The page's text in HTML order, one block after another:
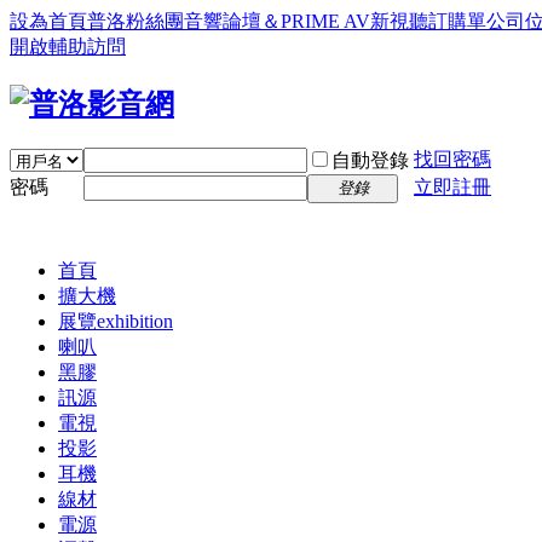
設為首頁普洛粉絲團音響論壇＆PRIME AV新視聽訂購單公司
開啟輔助訪問
自動登錄 找回密碼
密碼
登錄 立即註冊
首頁
擴大機
展覽exhibition
喇叭
黑膠
訊源
電視
投影
耳機
線材
電源